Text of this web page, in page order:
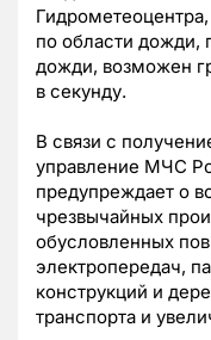
по области дожди,
дожди, возможен
в секунду.
В связи с
управление МЧС
предупреждает о
чрезвычайных
обусловленных
электропередач,
конструкций и
транспорта и